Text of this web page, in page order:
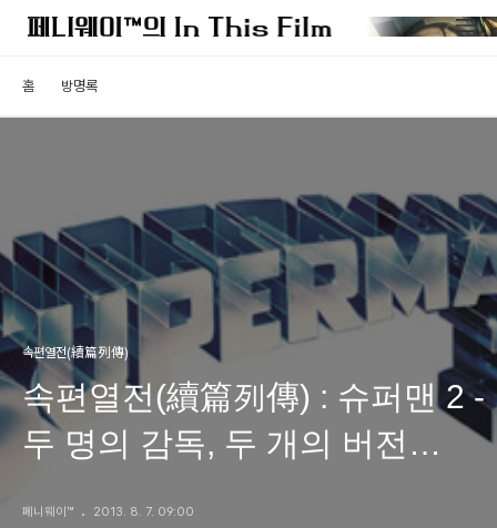
홈 방명록
속편열전(續篇列傳)
속편열전(續篇列傳) : 슈퍼맨 2 -
두 명의 감독, 두 개의 버전
페니웨이™ 2013. 8. 7. 09:00